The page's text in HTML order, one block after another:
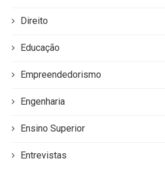
Direito
Educação
Empreendedorismo
Engenharia
Ensino Superior
Entrevistas